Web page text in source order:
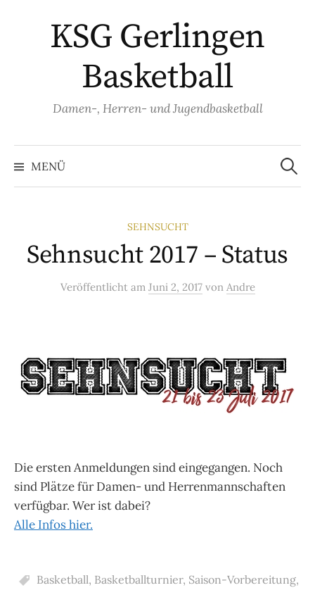
KSG Gerlingen
Basketball
Damen-, Herren- und Jugendbasketball
MENÜ
Suchen
nach:
SEHNSUCHT
Sehnsucht 2017 – Status
Veröffentlicht am Juni 2, 2017 von Andre
Die ersten Anmeldungen sind eingegangen. Noch
sind Plätze für Damen- und Herrenmannschaften
verfügbar. Wer ist dabei?
Alle Infos hier.
Basketball, Basketballturnier, Saison-Vorbereitung,